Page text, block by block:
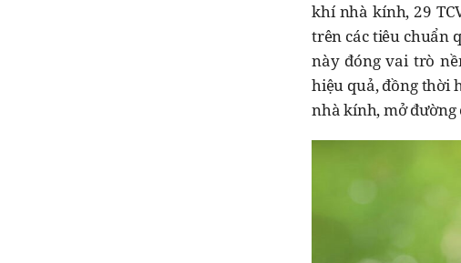
khí nhà kính, 29
trên các tiêu chuẩn
này đóng vai trò
hiệu quả, đồng thời
nhà kính, mở